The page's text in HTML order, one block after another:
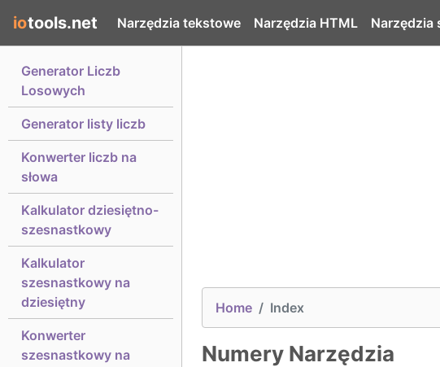
iotools.net Narzędzia tekstowe Narzędzia HTML Narzędzia
Generator Liczb
Losowych
Generator listy liczb
Konwerter liczb na
słowa
Kalkulator dziesiętno-
szesnastkowy
Kalkulator
szesnastkowy na
dziesiętny
Konwerter
szesnastkowy na
Home Index
Numery Narzędzia